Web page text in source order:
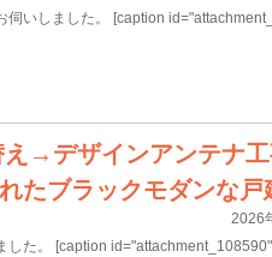
伺いしました。 [caption
→デザインアンテナ
たブラックモダンな戸
2026
した。 [caption id="attachment_108590"